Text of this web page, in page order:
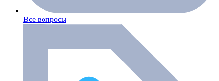
Все вопросы